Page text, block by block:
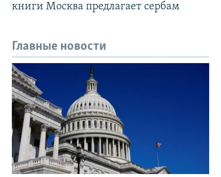
книги Москва предлагает сербам
Главные новости